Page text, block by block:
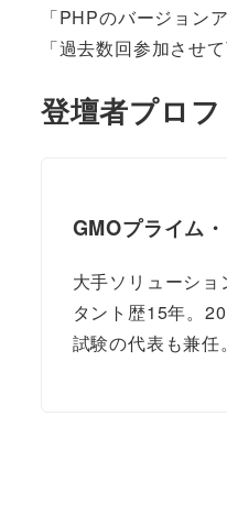
「PHPのバージョン
「過去数回参加させ
登壇者プロ
GMOプライム
大手ソリューシ
タント歴15年。
試験の代表も兼任